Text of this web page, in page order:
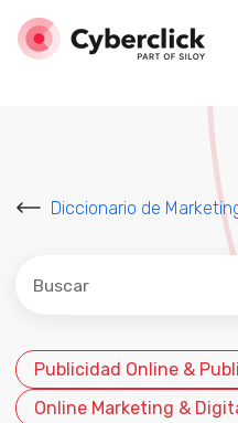
Diccionario de
Este es un campo de
No hay sugerencias
Publicidad Online &
Online Marketing &